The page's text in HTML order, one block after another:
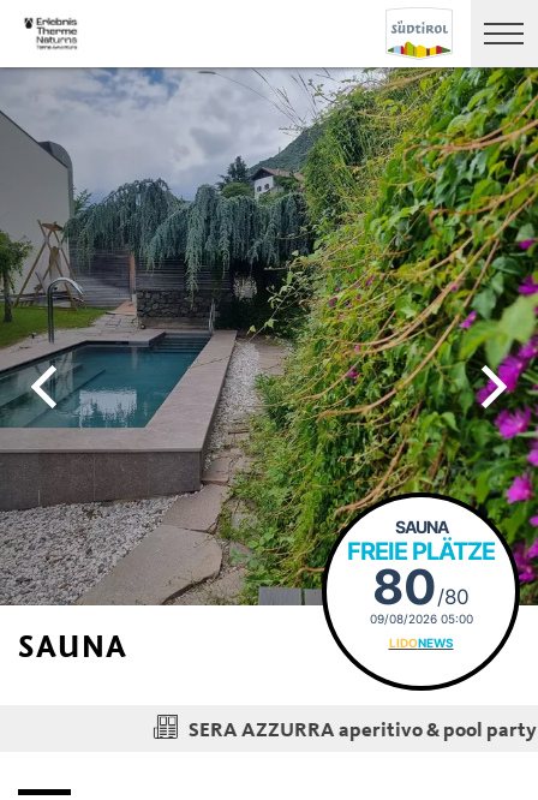
SAUNA
FREIE PLÄTZE
80/80
09/08/2026 05:00
LIDONEWS
SAUNA
SERA AZZURRA aperitivo & pool partyam